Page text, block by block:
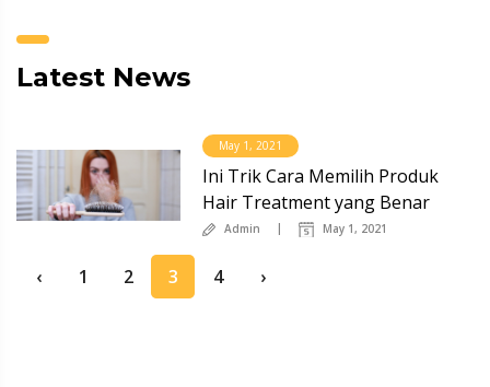
Latest News
May 1, 2021
Ini Trik Cara Memilih Produk
Hair Treatment yang Benar
Admin May 1, 2021
‹ 1 2 3 4 ›